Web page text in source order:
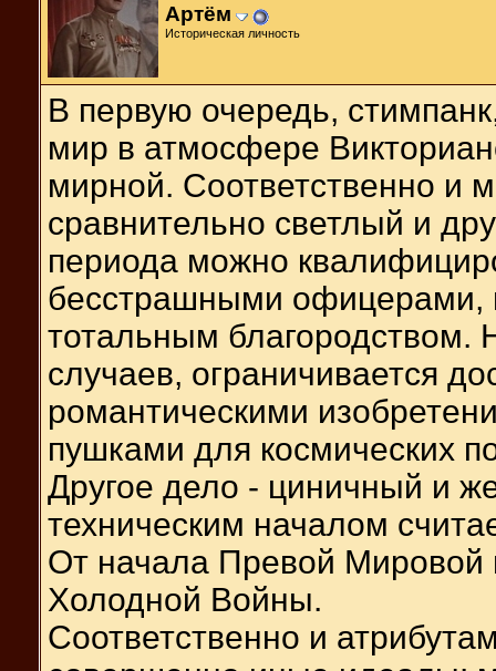
Артём
Историческая личность
В первую очередь,
мир в атмосфере
мирной. Соответственно и
сравнительно светлый и
периода можно
бесстрашными офицерами,
тотальным благородством.
случаев, ограничивается
романтическими
пушками для космических
Другое дело - циничный и
техническим началом
От начала Превой Мировой
Холодной Войны.
Соответственно и